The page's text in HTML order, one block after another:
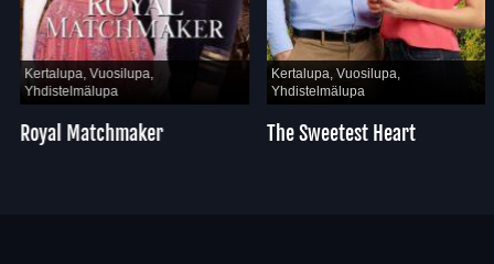
Kertalupa, Vuosilupa,
Yhdistelmälupa
Royal Matchmaker
Kertalupa, Vuosilupa,
Yhdistelmälupa
The Sweetest Heart